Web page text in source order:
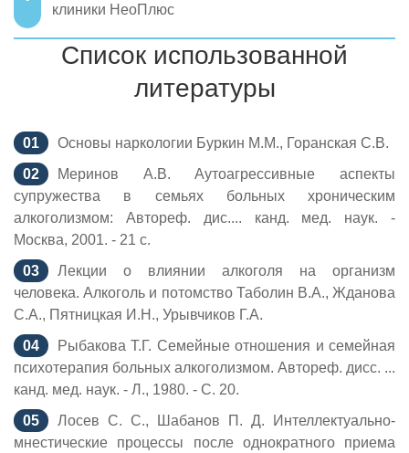
клиники НеоПлюс
Список использованной
литературы
Основы наркологии Буркин М.М., Горанская С.В.
Меринов А.В. Аутоагрессивные аспекты
супружества в семьях больных хроническим
алкоголизмом: Автореф. дис.... канд. мед. наук. -
Москва, 2001. - 21 с.
Лекции о влиянии алкоголя на организм
человека. Алкоголь и потомство Таболин В.А., Жданова
С.А., Пятницкая И.Н., Урывчиков Г.А.
Рыбакова Т.Г. Семейные отношения и семейная
психотерапия больных алкоголизмом. Автореф. дисс. ...
канд. мед. наук. - Л., 1980. - С. 20.
Лосев С. С., Шабанов П. Д. Интеллектуально-
мнестические процессы после однократного приема